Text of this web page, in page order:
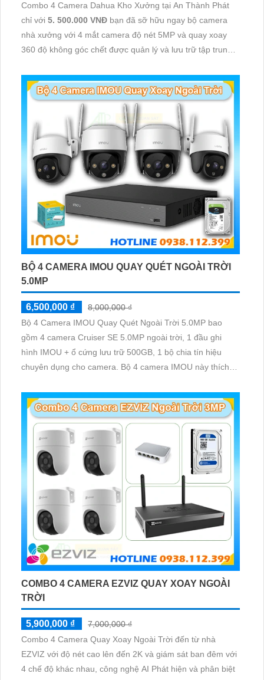
Combo 4 Camera Dahua Kho Xưởng tại An Thành Phát
chỉ với 5. 500.000 VNĐ bạn đã sỡ hữu ngay bộ camera
nhà xưởng với 4 mắt camera độ nét 5MP và quay xoay
360 độ không góc chết được quản lý và lưu trữ tập trung
BỘ 4 CAMERA IMOU QUAY QUÉT NGOÀI TRỜI
5.0MP
6,500,000 ₫
8,000,000 ₫
Bộ 4 Camera IMOU Quay Quét Ngoài Trời 5.0MP bao
gồm 4 camera Cruiser SE 5.0MP ngoài trời, 1 đầu ghi
hình IMOU + ổ cứng lưu trữ 500GB, 1 bộ chia tín hiệu
chuyên dụng cho camera. Bộ 4 camera IMOU này thích
cần giám sát ngoài trời
COMBO 4 CAMERA EZVIZ QUAY XOAY NGOÀI
TRỜI
5,900,000 ₫
7,000,000 ₫
Combo 4 Camera Quay Xoay Ngoài Trời đến từ nhà
EZVIZ với độ nét cao lên đến 2K và giám sát ban đêm với
4 chế độ khác nhau, công nghệ AI Phát hiện và phân biệt